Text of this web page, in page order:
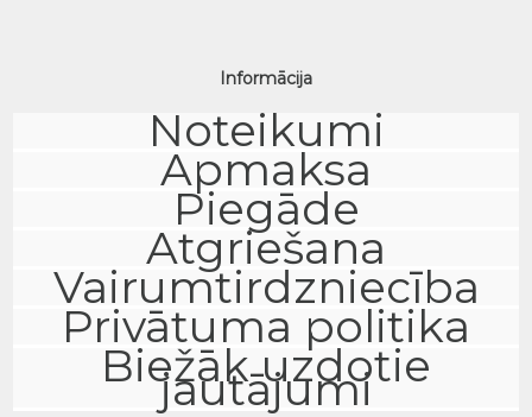
Informācija
Noteikumi
Apmaksa
Piegāde
Atgriešana
Vairumtirdzniecība
Privātuma politika
Biežāk uzdotie
jautājumi